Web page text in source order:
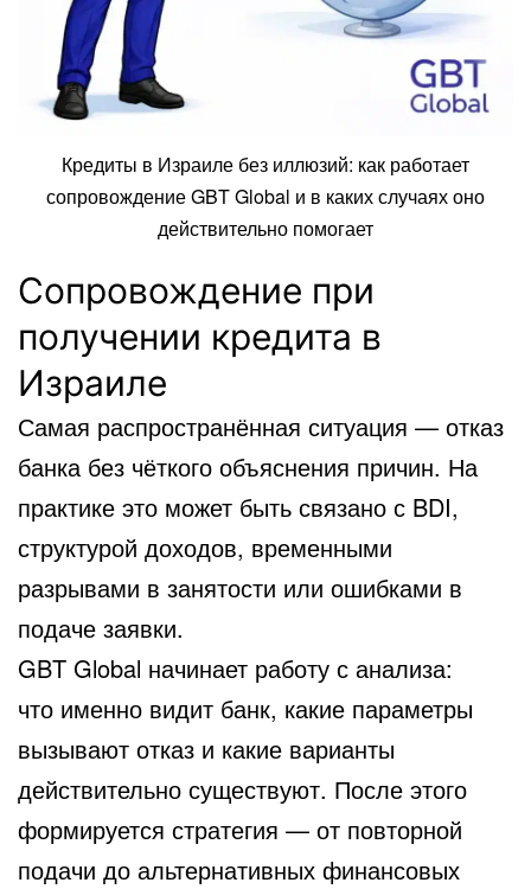
Кредиты в Израиле без иллюзий: как работает
сопровождение GBT Global и в каких случаях оно
действительно помогает
Сопровождение при
получении кредита в
Израиле
Самая распространённая ситуация — отказ
банка без чёткого объяснения причин. На
практике это может быть связано с BDI,
структурой доходов, временными
разрывами в занятости или ошибками в
подаче заявки.
GBT Global начинает работу с анализа:
что именно видит банк, какие параметры
вызывают отказ и какие варианты
действительно существуют. После этого
формируется стратегия — от повторной
подачи до альтернативных финансовых